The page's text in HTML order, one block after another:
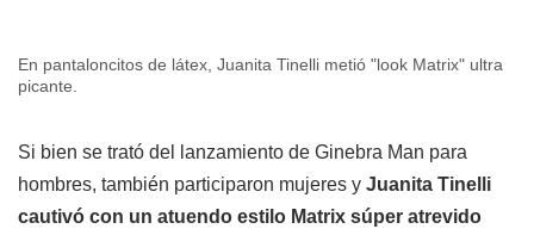
En pantaloncitos de látex, Juanita Tinelli metió "look Matrix" ultra
picante.
Si bien se trató del lanzamiento de Ginebra Man para
hombres, también participaron mujeres y Juanita Tinelli
cautivó con un atuendo estilo Matrix súper atrevido